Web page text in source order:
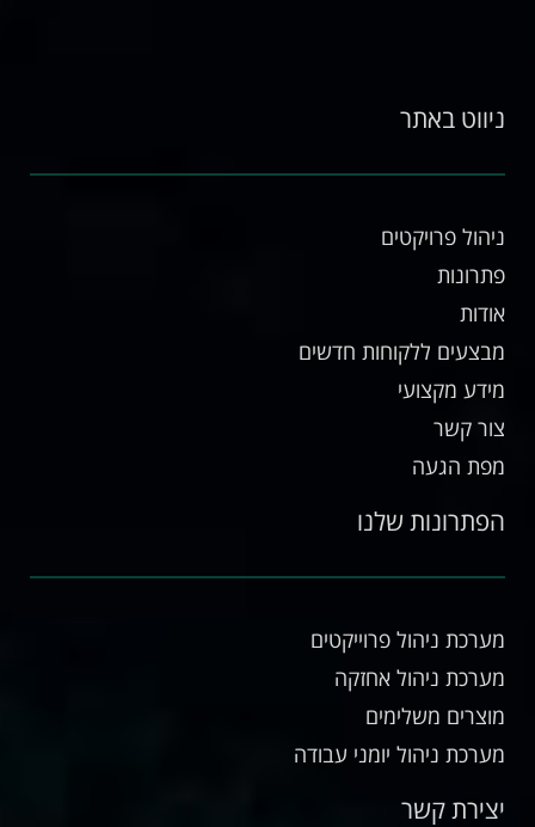
ניווט באתר
ניהול פרויקטים
פתרונות
אודות
מבצעים ללקוחות חדשים
מידע מקצועי
צור קשר
מפת הגעה
הפתרונות שלנו
מערכת ניהול פרוייקטים
מערכת ניהול אחזקה
מוצרים משלימים
מערכת ניהול יומני עבודה
יצירת קשר